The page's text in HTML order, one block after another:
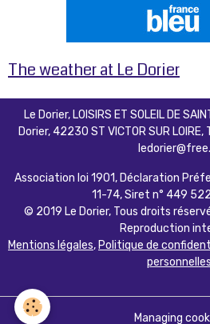
The weather at Le Dorier
Le Dorier, LOISIRS ET SOLEIL DE
Dorier, 42230 ST VICTOR SUR
Association loi 1901, Déclaration
11-74, Siret n° 449
© 2019 Le Dorier, Tous droits
Reproduction
Mentions légales,Politique de
personnelles
Managing